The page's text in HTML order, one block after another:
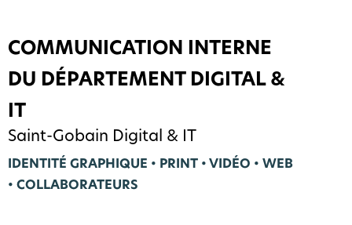
COMMUNICATION INTERNE
DU DÉPARTEMENT DIGITAL &
IT
Saint-Gobain Digital & IT
IDENTITÉ GRAPHIQUE • PRINT • VIDÉO • WEB
• COLLABORATEURS